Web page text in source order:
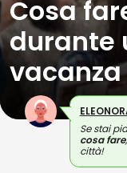
Cosa
durante
vacanza
Se stai
cosa fare,
città!